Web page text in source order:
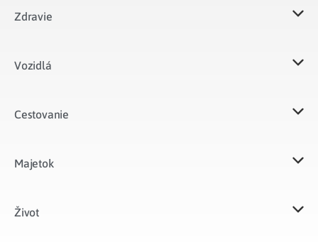
Zdravie
Vozidlá​
Cestovanie
Majetok​
Život​